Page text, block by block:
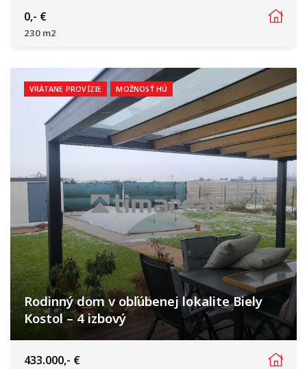
Suchovská, Šelpice
0,- €
230 m2
VRÁTANE PROVÍZIE MOŽNOSŤ HÚ
Rodinný dom v obľúbenej lokalite Biely
Kostol – 4 izbový
Rekreačná, Biely Kostol
433.000,- €